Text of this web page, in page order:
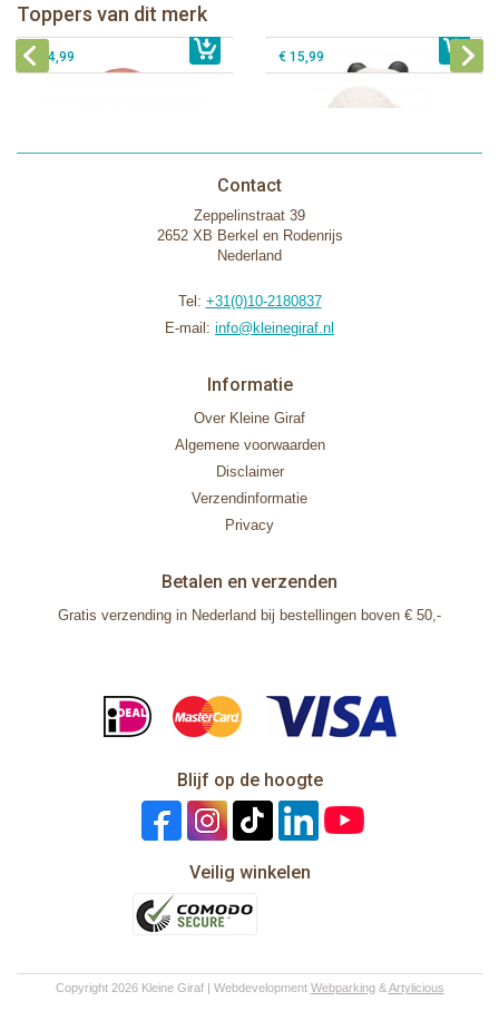
Toppers van dit merk
€ 15,99
Lanco - Sensory Bijtspeeltje Vos
€ 14,99 € 15,99
Contact
Zeppelinstraat 39
2652 XB Berkel en Rodenrijs
Nederland
Tel: +31(0)10-2180837
E-mail: info@kleinegiraf.nl
Informatie
Over Kleine Giraf
Algemene voorwaarden
Disclaimer
Verzendinformatie
Privacy
Betalen en verzenden
Gratis verzending in Nederland bij bestellingen boven € 50,-
Blijf op de hoogte
Veilig winkelen
Copyright 2026 Kleine Giraf | Webdevelopment Webparking&Artylicious